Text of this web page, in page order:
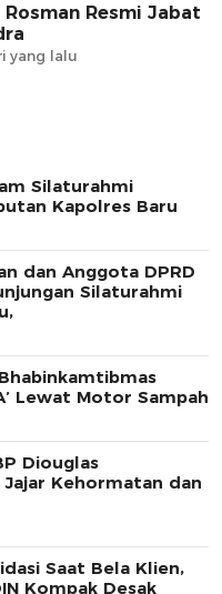
Resmi Jabat
yang lalu
Silaturahmi
Kapolres Baru
dan Anggota DPRD
Silaturahmi
Lewat Motor Sampah
Diouglas
Kehormatan dan
Saat Bela Klien,
Kompak Desak